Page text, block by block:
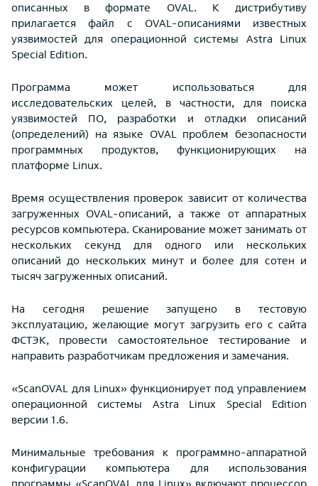
описанных в формате OVAL. К дистрибутиву
прилагается файл с OVAL-описаниями известных
уязвимостей для операционной системы Astra Linux
Special Edition.
Программа может использоваться для
исследовательских целей, в частности, для поиска
уязвимостей ПО, разработки и отладки описаний
(определений) на языке OVAL проблем безопасности
программных продуктов, функционирующих на
платформе Linux.
Время осуществления проверок зависит от количества
загруженных OVAL-описаний, а также от аппаратных
ресурсов компьютера. Сканирование может занимать от
нескольких секунд для одного или нескольких
описаний до нескольких минут и более для сотен и
тысяч загруженных описаний.
На сегодня решение запущено в тестовую
эксплуатацию, желающие могут загрузить его с сайта
ФСТЭК, провести самостоятельное тестирование и
направить разработчикам предложения и замечания.
«ScanOVAL для Linux» функционирует под управлением
операционной системы Astra Linux Special Edition
версии 1.6.
Минимальные требования к программно-аппаратной
конфигурации компьютера для использования
программы «ScanOVAL для Linux» включают процессор